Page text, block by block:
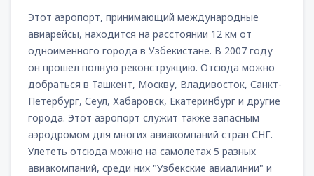
Этот аэропорт, принимающий международные
авиарейсы, находится на расстоянии 12 км от
одноименного города в Узбекистане. В 2007 году
он прошел полную реконструкцию. Отсюда можно
добраться в Ташкент, Москву, Владивосток, Санкт-
Петербург, Сеул, Хабаровск, Екатеринбург и другие
города. Этот аэропорт служит также запасным
аэродромом для многих авиакомпаний стран СНГ.
Улететь отсюда можно на самолетах 5 разных
авиакомпаний, среди них "Узбекские авиалинии" и